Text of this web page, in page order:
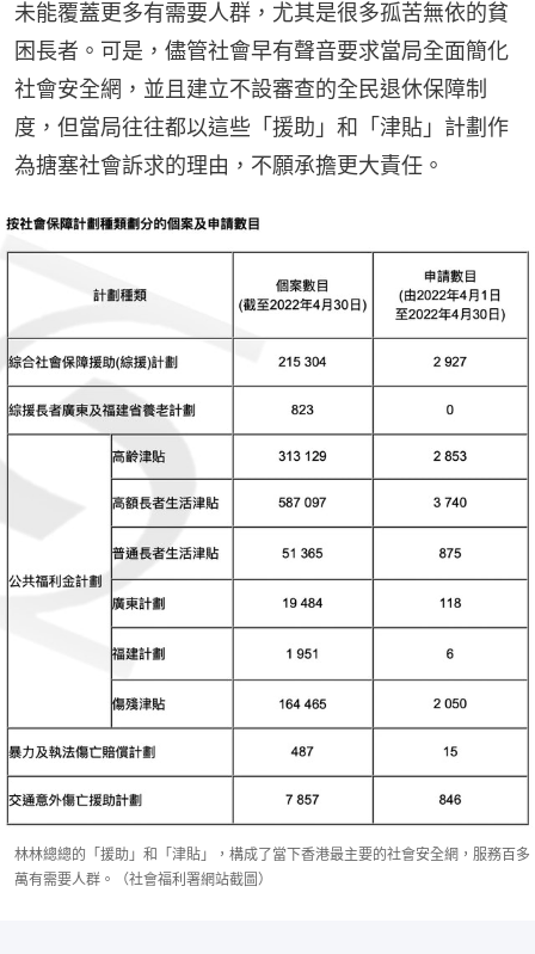
未能覆蓋更多有需要人群，尤其是很多孤苦無依的貧
困長者。可是，儘管社會早有聲音要求當局全面簡化
社會安全網，並且建立不設審查的全民退休保障制
度，但當局往往都以這些「援助」和「津貼」計劃作
為搪塞社會訴求的理由，不願承擔更大責任。
林林總總的「援助」和「津貼」，構成了當下香港最主要的社會安全網，服務百多
萬有需要人群。（社會福利署網站截圖）